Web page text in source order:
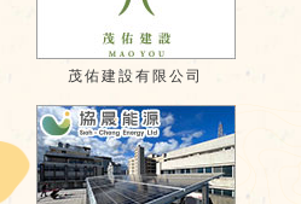
茂佑建設有限公司